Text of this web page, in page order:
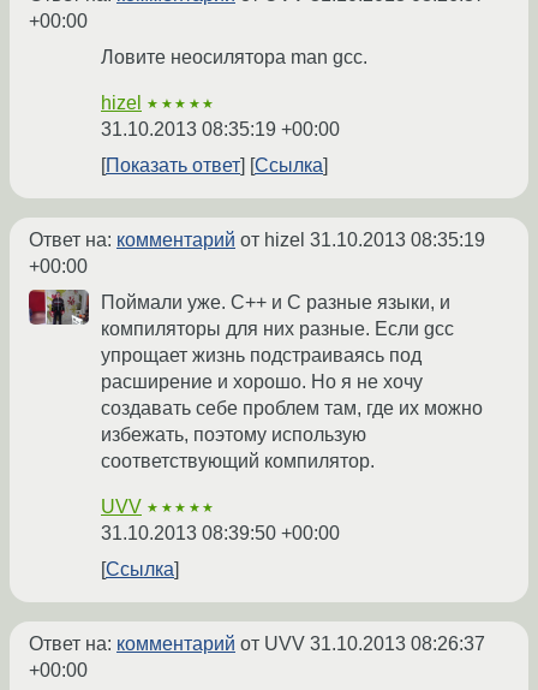
+00:00
Ловите неосилятора man gcc.
hizel ★★★★★
31.10.2013 08:35:19 +00:00
Показать ответ
Ссылка
Ответ на: комментарий от hizel 31.10.2013 08:35:19
+00:00
Поймали уже. С++ и С разные языки, и
компиляторы для них разные. Если gcc
упрощает жизнь подстраиваясь под
расширение и хорошо. Но я не хочу
создавать себе проблем там, где их можно
избежать, поэтому использую
соответствующий компилятор.
UVV ★★★★★
31.10.2013 08:39:50 +00:00
Ссылка
Ответ на: комментарий от UVV 31.10.2013 08:26:37
+00:00